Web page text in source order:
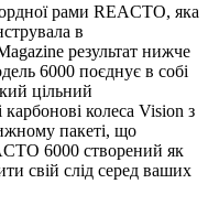
рами REACTO, яка
в
результат нижче
6000 поєднує в собі
цільний
колеса Vision з
пакеті, що
6000 створений як
свій слід серед ваших